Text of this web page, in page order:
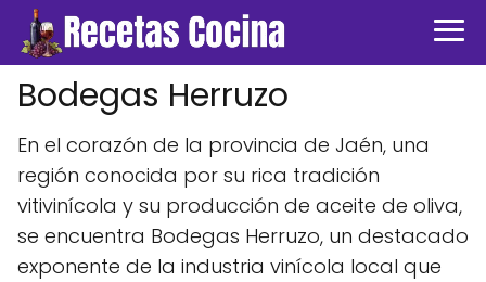
Bodegas Herruzo
En el corazón de la provincia de Jaén, una
región conocida por su rica tradición
vitivinícola y su producción de aceite de oliva,
se encuentra Bodegas Herruzo, un destacado
exponente de la industria vinícola local que